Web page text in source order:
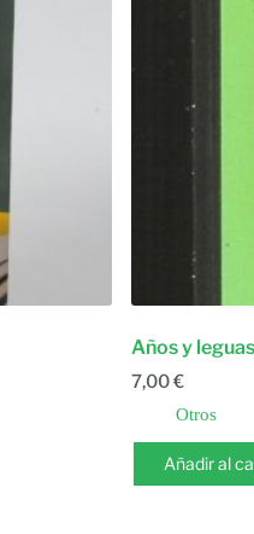
Años y leguas
7,00€
Otros
Añadir al